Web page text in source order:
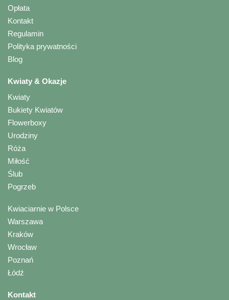
Opłata
Kontakt
Regulamin
Polityka prywatności
Blog
Kwiaty & Okazje
Kwiaty
Bukiety Kwiatów
Flowerboxy
Urodziny
Róża
Miłość
Ślub
Pogrzeb
Kwiaciarnie w Polsce
Warszawa
Kraków
Wrocław
Poznań
Łódź
Kontakt